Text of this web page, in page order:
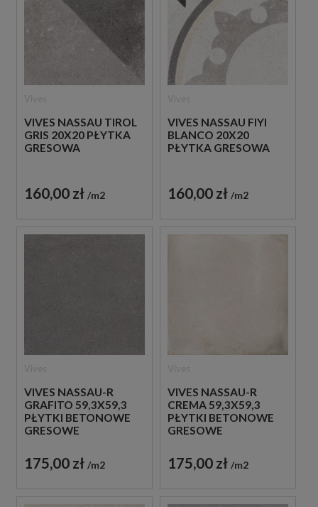
VIVES NASSAU TIROL
GRIS 20X20 PŁYTKA
GRESOWA
160,00 zł m2
VIVES NASSAU FIYI
BLANCO 20X20
PŁYTKA GRESOWA
160,00 zł m2
VIVES NASSAU-R
GRAFITO 59,3X59,3
PŁYTKI BETONOWE
GRESOWE
175,00 zł m2
VIVES NASSAU-R
CREMA 59,3X59,3
PŁYTKI BETONOWE
GRESOWE
175,00 zł m2